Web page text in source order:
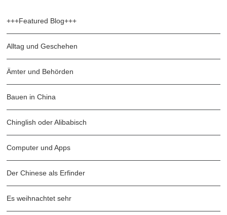
+++Featured Blog+++
Alltag und Geschehen
Ämter und Behörden
Bauen in China
Chinglish oder Alibabisch
Computer und Apps
Der Chinese als Erfinder
Es weihnachtet sehr